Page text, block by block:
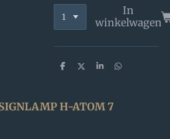
In
winkelwagen
D
n
D
S
e
D
H-ATOM 7